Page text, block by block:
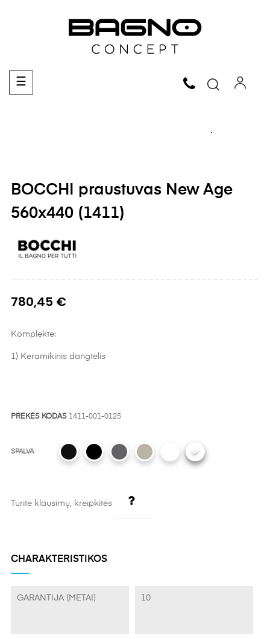
Toggle
navigation
☰
BOCCHI praustuvas New Age
560x440 (1411)
780,45 €
Komplekte:
1) Keramikinis dangtelis
PREKĖS KODAS 1411-001-0125
SPALVA
Turite klausimų, kreipkitės
CHARAKTERISTIKOS
GARANTIJA (METAI) 10